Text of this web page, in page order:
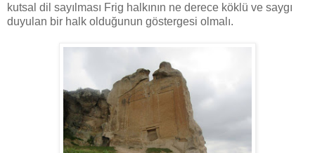
kutsal dil sayılması Frig halkının ne derece köklü ve saygı
duyulan bir halk olduğunun göstergesi olmalı.